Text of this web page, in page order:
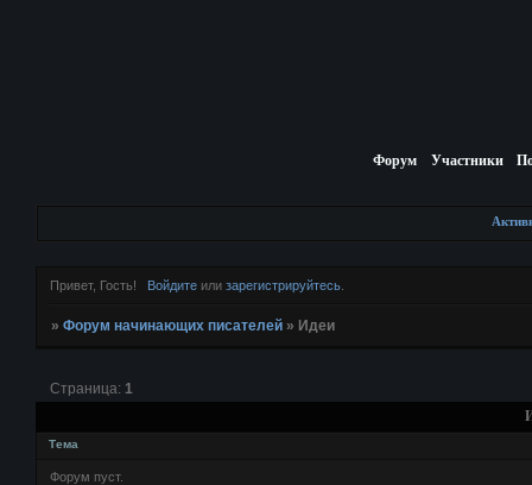
Форум Участники
Привет, Гость! Войдитеили зарегистрируйтесь.
»Форум начинающих писателей » Идеи
Страница: 1
Тема
Форум пуст.